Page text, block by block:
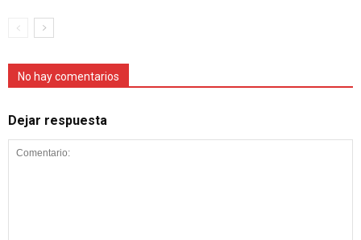
No hay comentarios
Dejar respuesta